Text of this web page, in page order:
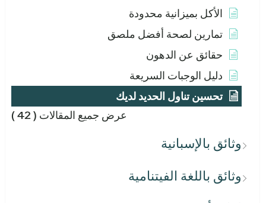
الأكل بميزانية محدودة
تمارين لصحة أفضل ملصق
حقائق عن الدهون
دليل الوجبات السريعة
تحسين تناول الحديد لديك
عرض جميع المقالات ( 42 )
وثائق بالإسبانية
وثائق باللغة الفيتنامية